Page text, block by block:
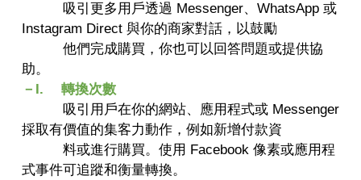
吸引更多用戶透過 Messenger、WhatsApp 或
Instagram Direct 與你的商家對話，以鼓勵
他們完成購買，你也可以回答問題或提供協
助。
－I. 轉換次數
吸引用戶在你的網站、應用程式或 Messenger
採取有價值的集客力動作，例如新增付款資
料或進行購買。使用 Facebook 像素或應用程
式事件可追蹤和衡量轉換。